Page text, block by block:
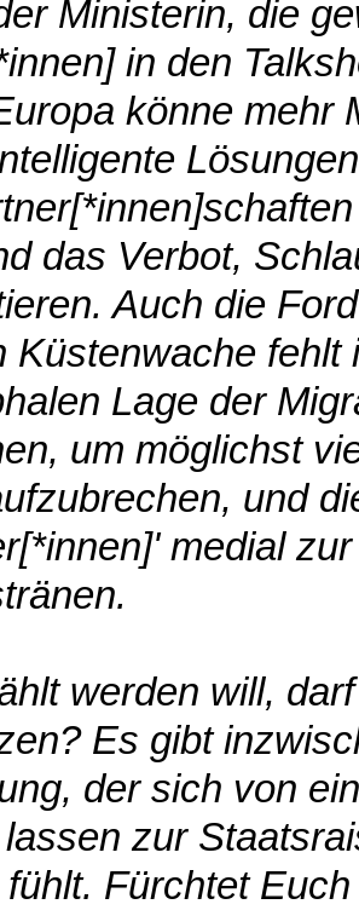
Ministerin, die
in den
könne mehr
das Verbot,
Auch die
Küstenwache fehlt
Lage der
um möglichst
und
medial
werden will,
Es gibt
der sich von
zur
Fürchtet